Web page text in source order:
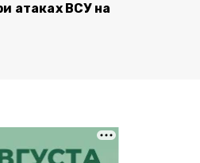
атаках ВСУ на